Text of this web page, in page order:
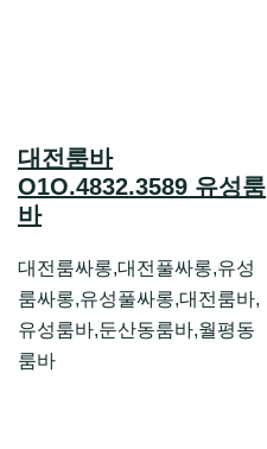
대전룸바
O1O.4832.3589 유성룸
바
대전룸싸롱,대전풀싸롱,유성
룸싸롱,유성풀싸롱,대전룸바,
유성룸바,둔산동룸바,월평동
룸바